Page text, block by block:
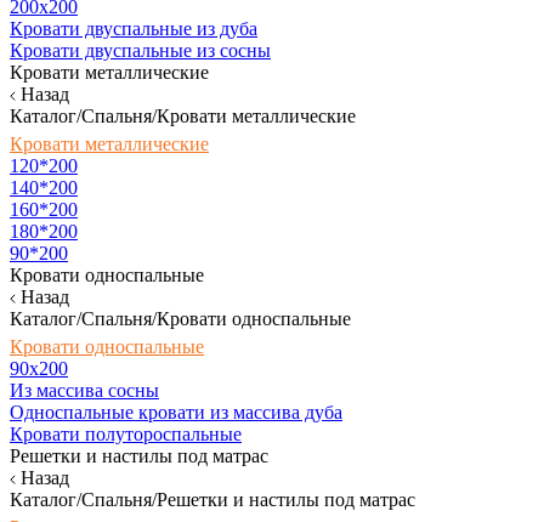
200x200
Кровати двуспальные из дуба
Кровати двуспальные из сосны
Кровати металлические
Назад
Каталог/Спальня/Кровати металлические
Кровати металлические
120*200
140*200
160*200
180*200
90*200
Кровати односпальные
Назад
Каталог/Спальня/Кровати односпальные
Кровати односпальные
90х200
Из массива сосны
Односпальные кровати из массива дуба
Кровати полутороспальные
Решетки и настилы под матрас
Назад
Каталог/Спальня/Решетки и настилы под матрас